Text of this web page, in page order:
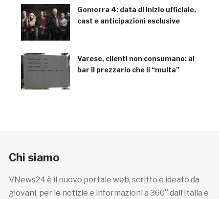
Gomorra 4: data di inizio ufficiale,
cast e anticipazioni esclusive
Varese, clienti non consumano: al
bar il prezzario che li “multa”
Chi siamo
VNews24 è il nuovo portale web, scritto e ideato da
giovani, per le notizie e informazioni a 360° dall’Italia e